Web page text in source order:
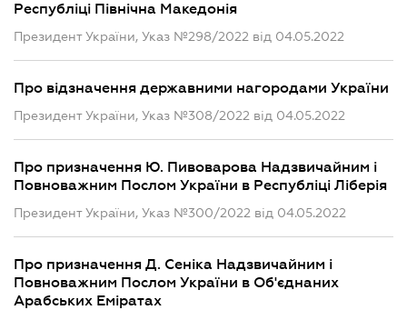
Республіці Північна Македонія
Президент України, Указ №298/2022 від 04.05.2022
Про відзначення державними нагородами України
Президент України, Указ №308/2022 від 04.05.2022
Про призначення Ю. Пивоварова Надзвичайним і
Повноважним Послом України в Республіці Ліберія
Президент України, Указ №300/2022 від 04.05.2022
Про призначення Д. Сеніка Надзвичайним і
Повноважним Послом України в Об'єднаних
Арабських Еміратах